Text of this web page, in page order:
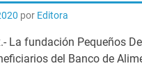
por Editora
La fundación Pequeños
del Banco de